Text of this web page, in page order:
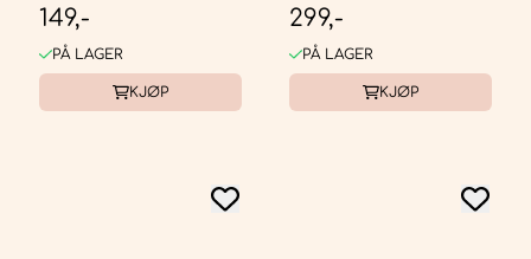
149,-
PÅ LAGER
KJØP
STK
299,-
PÅ LAGER
KJØP